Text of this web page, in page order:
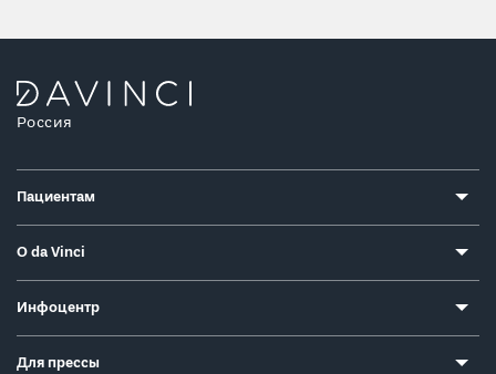
Россия
Пациентам
О da Vinci
Инфоцентр
Для прессы